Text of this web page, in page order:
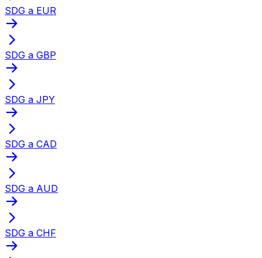
SDG a EUR
SDG a GBP
SDG a JPY
SDG a CAD
SDG a AUD
SDG a CHF